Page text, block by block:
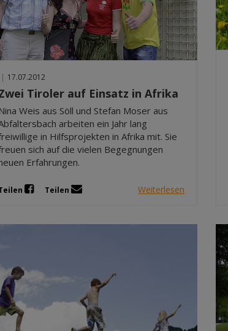
| 17.07.2012
Tiroler auf Einsatz in Afrika
Nina Weis aus Söll und Stefan Moser aus
arbeiten ein Jahr lang
in Hilfsprojekten in Afrika mit. Sie
sich auf die vielen Begegnungen
Erfahrungen.
Teilen Weiterlesen